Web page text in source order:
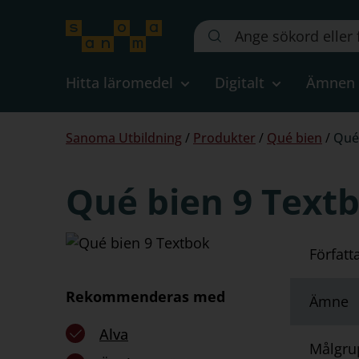
Sök
på
webbplatsen::
Hitta läromedel Digitalt Ämnen
Du
Sanoma Utbildning / Produkter / Qué bien /
Qué bien 9
Rekommenderas med
Alva
Ämne